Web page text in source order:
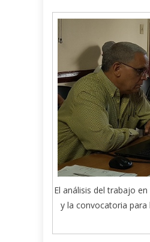
El análisis del trabajo
y la convocatoria para